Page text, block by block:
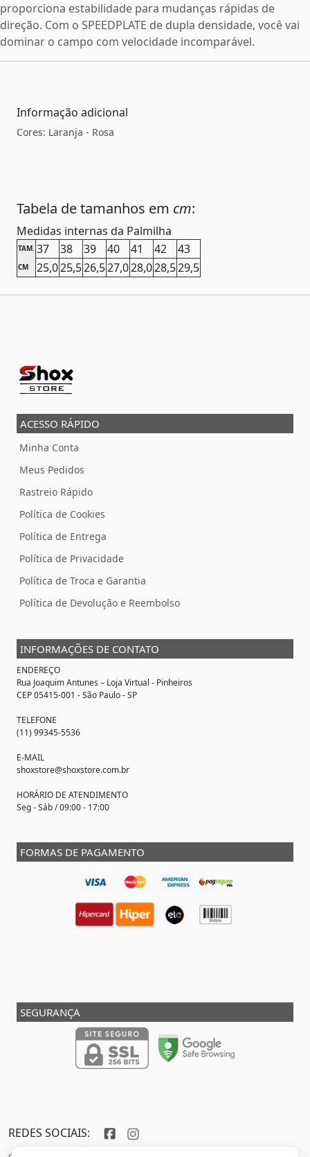
proporciona estabilidade para mudanças rápidas de
direção. Com o SPEEDPLATE de dupla densidade, você vai
dominar o campo com velocidade incomparável.
Informação adicional
Cores: Laranja - Rosa
Tabela de tamanhos em cm:
Medidas internas da Palmilha
TAM. 37 38 39 40 41 42 43
CM 25,025,526,527,028,028,529,5
ACESSO RÁPIDO
Minha Conta
Meus Pedidos
Rastreio Rápido
Política de Cookies
Política de Entrega
Política de Privacidade
Política de Troca e Garantia
Política de Devolução e Reembolso
INFORMAÇÕES DE CONTATO
ENDEREÇO
Rua Joaquim Antunes – Loja Virtual - Pinheiros
CEP 05415-001 - São Paulo - SP
TELEFONE
(11) 99345-5536
E-MAIL
shoxstore@shoxstore.com.br
HORÁRIO DE ATENDIMENTO
Seg - Sáb / 09:00 - 17:00
FORMAS DE PAGAMENTO
SEGURANÇA
REDES SOCIAIS: